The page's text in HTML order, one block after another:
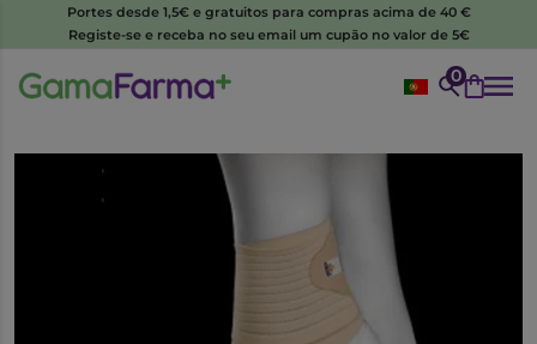
Portes desde 1,5€ e gratuitos para compras acima de 40 €
Registe-se e receba no seu email um cupão no valor de 5€
0